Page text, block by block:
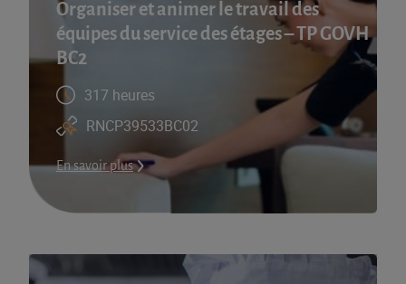
Organiser et animer le travail des
équipes du service des étages – TP GOVH
BC2
317 heures
RNCP39533BC02
En savoir plus